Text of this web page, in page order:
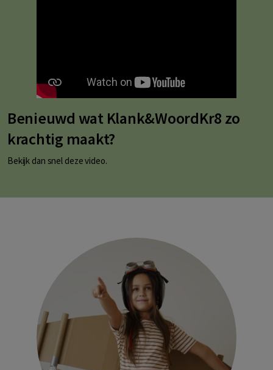
Benieuwd wat Klank&WoordKr8 zo
krachtig maakt?
Bekijk dan snel deze video.